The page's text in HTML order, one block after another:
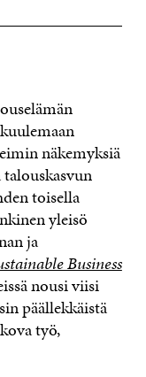
näkemyksiä
toisella
yleisö
ja
Business
nousi viisi
päällekkäistä
työ,